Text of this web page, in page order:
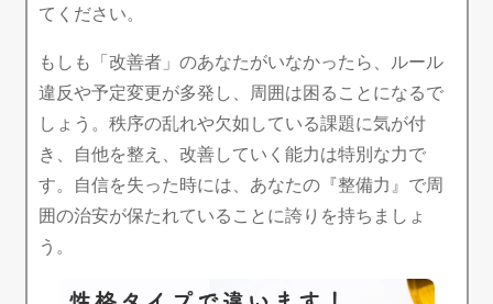
てください。
もしも「改善者」のあなたがいなかったら、ルール
違反や予定変更が多発し、周囲は困ることになるで
しょう。秩序の乱れや欠如している課題に気が付
き、自他を整え、改善していく能力は特別な力で
す。自信を失った時には、あなたの『整備力』で周
囲の治安が保たれていることに誇りを持ちましょ
う。